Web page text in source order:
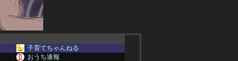
子育てちゃんねる
おうち速報